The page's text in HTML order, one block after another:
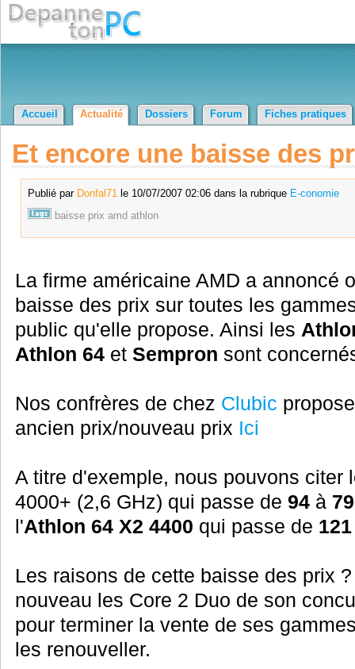
Accueil Actualité Dossiers Forum Fiches pratiques
Et encore une baisse des
Publié par Donfal71 le 10/07/2007 02:06 dans la rubrique E-conomie
baisse prix amd athlon
La firme américaine AMD a annoncé
baisse des prix sur toutes les
public qu'elle propose. Ainsi les
Athlon 64et Sempron sont
Nos confrères de chez Clubic
ancien prix/nouveau prix Ici
A titre d'exemple, nous pouvons citer
4000+ (2,6 GHz) qui passe de 94à 79
l'Athlon 64 X2 4400 qui passe de
Les raisons de cette baisse des prix
nouveau les Core 2 Duo de son
pour terminer la vente de ses
les renouveller.